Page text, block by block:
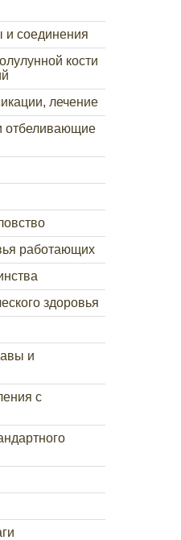
соединения
кости
лечение
отбеливающие
работающих
здоровья
и
с